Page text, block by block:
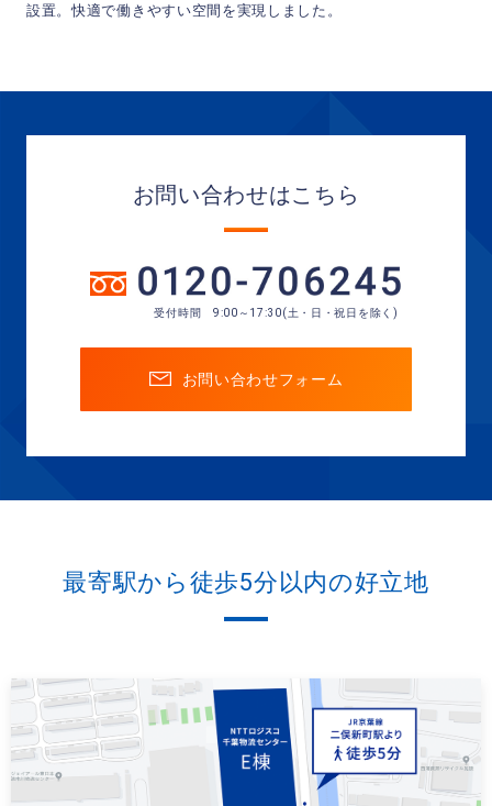
設置。快適で働きやすい空間を実現しました。
お問い合わせはこちら
受付時間 9:00～17:30(土・日・祝日を除く)
お問い合わせフォーム
最寄駅から徒歩5分以内の好立地